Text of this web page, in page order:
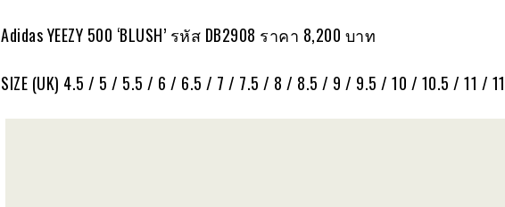
Adidas YEEZY 500 ‘BLUSH’ รหัส DB2908 ราคา 8,200 บาท
SIZE (UK) 4.5 / 5 / 5.5 / 6 / 6.5 / 7 / 7.5 / 8 / 8.5 / 9 / 9.5 / 10 / 10.5 / 11 /